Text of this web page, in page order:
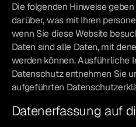
Die folgenden Hinweise
darüber, was mit Ihren
wenn Sie diese Website
Daten sind alle Daten, mit
werden können. Ausführliche
Datenschutz entnehmen Sie
aufgeführten
Datenerfassung auf